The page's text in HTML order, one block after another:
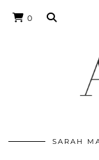
0
SARAH